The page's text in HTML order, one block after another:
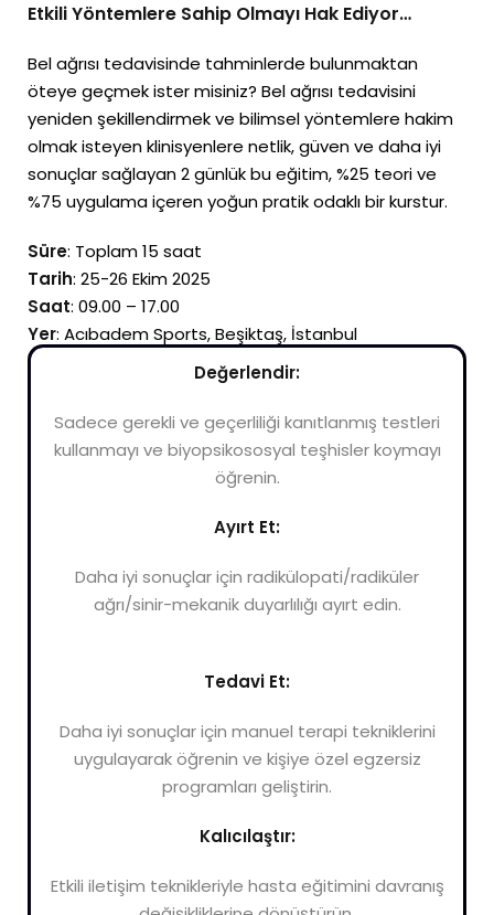
Etkili Yöntemlere Sahip Olmayı Hak Ediyor…
Bel ağrısı tedavisinde tahminlerde bulunmaktan
öteye geçmek ister misiniz? Bel ağrısı tedavisini
yeniden şekillendirmek ve bilimsel yöntemlere hakim
olmak isteyen klinisyenlere netlik, güven ve daha iyi
sonuçlar sağlayan 2 günlük bu eğitim, %25 teori ve
%75 uygulama içeren yoğun pratik odaklı bir kurstur.
Süre: Toplam 15 saat
Tarih: 25-26 Ekim 2025
Saat: 09.00 – 17.00
Yer: Acıbadem Sports, Beşiktaş, İstanbul
Değerlendir:
Sadece gerekli ve geçerliliği kanıtlanmış testleri
kullanmayı ve biyopsikososyal teşhisler koymayı
öğrenin.
Ayırt Et:
Daha iyi sonuçlar için radikülopati/radiküler
ağrı/sinir-mekanik duyarlılığı ayırt edin.
Tedavi Et:
Daha iyi sonuçlar için manuel terapi tekniklerini
uygulayarak öğrenin ve kişiye özel egzersiz
programları geliştirin.
Kalıcılaştır:
Etkili iletişim teknikleriyle hasta eğitimini davranış